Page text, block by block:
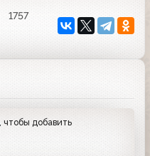
1757
, чтобы добавить